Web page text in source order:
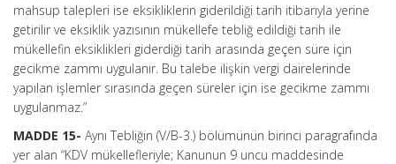
mahsup talepleri ise eksikliklerin giderildiği tarih itibarıyla yerine
getirilir ve eksiklik yazısının mükellefe tebliğ edildiği tarih ile
mükellefin eksiklikleri giderdiği tarih arasında geçen süre için
gecikme zammı uygulanır. Bu talebe ilişkin vergi dairelerinde
yapılan işlemler sırasında geçen süreler için ise gecikme zammı
uygulanmaz.”
MADDE 15- Aynı Tebliğin (V/B-3.) bölümünün birinci paragrafında
yer alan “KDV mükellefleriyle; Kanunun 9 uncu maddesinde